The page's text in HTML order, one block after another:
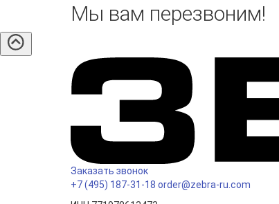
Мы вам перезвоним!
Заказать звонок
+7 (495) 187-31-18 order@zebra-ru.com